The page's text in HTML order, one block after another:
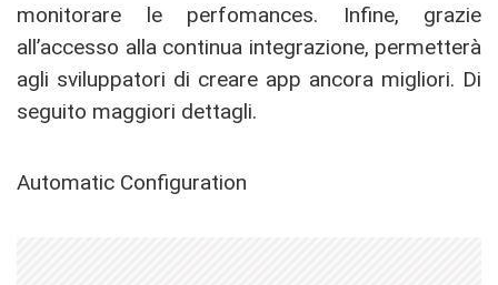
monitorare le perfomances. Infine, grazie
all’accesso alla continua integrazione, permetterà
agli sviluppatori di creare app ancora migliori. Di
seguito maggiori dettagli.
Automatic Configuration